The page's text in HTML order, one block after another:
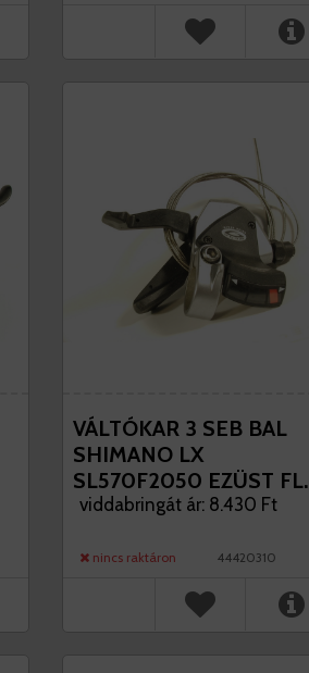
VÁLTÓKAR 3 SEB BAL
SHIMANO LX
SL570F2050 EZÜST FL.
DECK '06
viddabringát ár: 8.430 Ft
nincs raktáron 44420310